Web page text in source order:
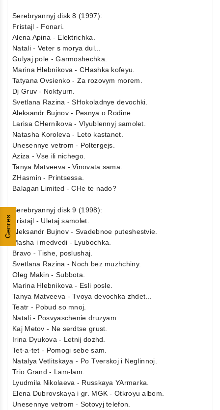
Genres
Serebryannyj disk 8 (1997):
Fristajl - Fonari.
Alena Apina - Elektrichka.
Natali - Veter s morya dul...
Gulyaj pole - Garmoshechka.
Marina Hlebnikova - CHashka kofeyu.
Tatyana Ovsienko - Za rozovym morem.
Dj Gruv - Noktyurn.
Svetlana Razina - SHokoladnye devochki.
Aleksandr Bujnov - Pesnya o Rodine.
Larisa CHernikova - Vlyublennyj samolet.
Natasha Koroleva - Leto kastanet.
Unesennye vetrom - Poltergejs.
Aziza - Vse ili nichego.
Tanya Matveeva - Vinovata sama.
ZHasmin - Printsessa.
Balagan Limited - CHe te nado?
Serebryannyj disk 9 (1998):
Fristajl - Uletaj samolet.
Aleksandr Bujnov - Svadebnoe puteshestvie.
Masha i medvedi - Lyubochka.
Bravo - Tishe, poslushaj.
Svetlana Razina - Noch bez muzhchiny.
Oleg Makin - Subbota.
Marina Hlebnikova - Esli posle.
Tanya Matveeva - Tvoya devochka zhdet...
Teatr - Pobud so mnoj.
Natali - Posvyaschenie druzyam.
Kaj Metov - Ne serdtse grust.
Irina Dyukova - Letnij dozhd.
Tet-a-tet - Pomogi sebe sam.
Natalya Vetlitskaya - Po Tverskoj i Neglinnoj.
Trio Grand - Lam-lam.
Lyudmila Nikolaeva - Russkaya YArmarka.
Elena Dubrovskaya i gr. MGK - Otkroyu albom.
Unesennye vetrom - Sotovyj telefon.